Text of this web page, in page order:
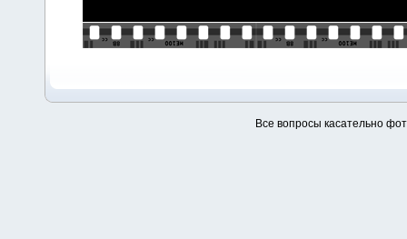
Все вопросы касательно